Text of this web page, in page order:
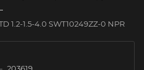
1.2-1.5-4.0 SWT10249ZZ-0 NPR